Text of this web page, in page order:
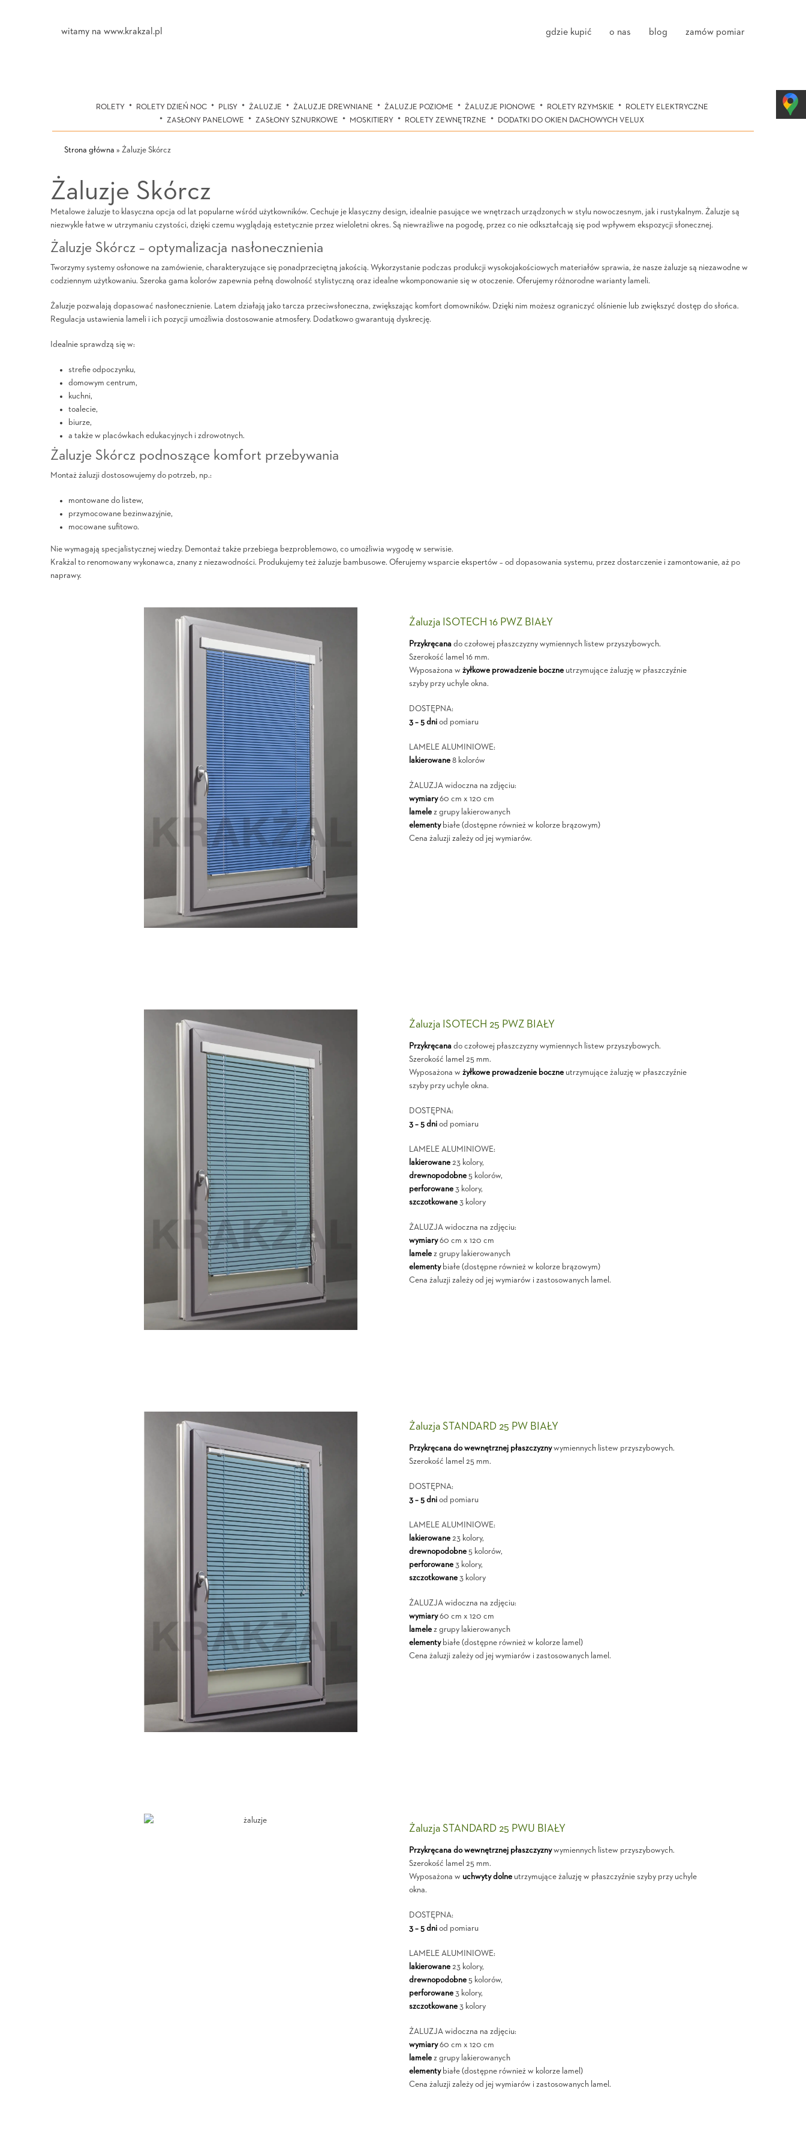
witamy na www.krakzal.pl gdzie kupić o nas blog zamów pomiar
ROLETY ROLETY DZIEŃ NOC PLISY ŻALUZJE ŻALUZJE DREWNIANE ŻALUZJE POZIOME ŻALUZJE PIONOWE ROLETY RZYMSKIE
ROLETY ELEKTRYCZNE
ZASŁONY PANELOWE
ZASŁONY SZNURKOWE MOSKITIERY ROLETY ZEWNĘTRZNE DODATKI DO OKIEN DACHOWYCH VELUX
Strona główna » Żaluzje Skórcz
Żaluzje Skórcz
Metalowe żaluzje to klasyczna opcja od lat popularne wśród użytkowników. Cechuje je klasyczny design, idealnie pasujące we wnętrzach urządzonych w stylu nowoczesnym, jak i rustykalnym. Żaluzje są
niezwykle łatwe w utrzymaniu czystości, dzięki czemu wyglądają estetycznie przez wieloletni okres. Są niewrażliwe na pogodę, przez co nie odkształcają się pod wpływem ekspozycji słonecznej.
Żaluzje Skórcz – optymalizacja nasłonecznienia
Tworzymy systemy osłonowe na zamówienie, charakteryzujące się ponadprzeciętną jakością. Wykorzystanie podczas produkcji wysokojakościowych materiałów sprawia, że nasze żaluzje są niezawodne w
codziennym użytkowaniu. Szeroka gama kolorów zapewnia pełną dowolność stylistyczną oraz idealne wkomponowanie się w otoczenie. Oferujemy różnorodne warianty lameli.
Żaluzje pozwalają dopasować nasłonecznienie. Latem działają jako tarcza przeciwsłoneczna, zwiększając komfort domowników. Dzięki nim możesz ograniczyć olśnienie lub zwiększyć dostęp do słońca.
Regulacja ustawienia lameli i ich pozycji umożliwia dostosowanie atmosfery. Dodatkowo gwarantują dyskrecję.
Idealnie sprawdzą się w:
strefie odpoczynku,
domowym centrum,
kuchni,
toalecie,
biurze,
a także w placówkach edukacyjnych i zdrowotnych.
Żaluzje Skórcz podnoszące komfort przebywania
Montaż żaluzji dostosowujemy do potrzeb, np.:
montowane do listew,
przymocowane bezinwazyjnie,
mocowane sufitowo.
Nie wymagają specjalistycznej wiedzy. Demontaż także przebiega bezproblemowo, co umożliwia wygodę w serwisie.
Krakżal to renomowany wykonawca, znany z niezawodności. Produkujemy też żaluzje bambusowe. Oferujemy wsparcie ekspertów – od dopasowania systemu, przez dostarczenie i zamontowanie, aż po
naprawy.
Żaluzja ISOTECH 16 PWZ BIAŁY
Przykręcana do czołowej płaszczyzny wymiennych listew przyszybowych.
Szerokość lamel 16 mm.
Wyposażona wżyłkowe prowadzenie boczne utrzymujące żaluzję w płaszczyźnie
szyby przy uchyle okna.
DOSTĘPNA:
3 – 5 dni od pomiaru
LAMELE ALUMINIOWE:
lakierowane 8 kolorów
ŻALUZJA widoczna na zdjęciu:
wymiary60 cm x 120 cm
lamele z grupy lakierowanych
elementybiałe (dostępne również w kolorze brązowym)
Cena żaluzji zależy od jej wymiarów.
Żaluzja ISOTECH 25 PWZ BIAŁY
Przykręcana do czołowej płaszczyzny wymiennych listew przyszybowych.
Szerokość lamel 25 mm.
Wyposażona wżyłkowe prowadzenie boczne utrzymujące żaluzję w płaszczyźnie
szyby przy uchyle okna.
DOSTĘPNA:
3 – 5 dni od pomiaru
LAMELE ALUMINIOWE:
lakierowane 23 kolory,
drewnopodobne 5 kolorów,
perforowane 3 kolory,
szczotkowane 3 kolory
ŻALUZJA widoczna na zdjęciu:
wymiary60 cm x 120 cm
lamele z grupy lakierowanych
elementybiałe (dostępne również w kolorze brązowym)
Cena żaluzji zależy od jej wymiarów i zastosowanych lamel.
Żaluzja STANDARD 25 PW BIAŁY
Przykręcana do wewnętrznej płaszczyznywymiennych listew przyszybowych.
Szerokość lamel 25 mm.
DOSTĘPNA:
3 – 5 dni od pomiaru
LAMELE ALUMINIOWE:
lakierowane 23 kolory,
drewnopodobne 5 kolorów,
perforowane 3 kolory,
szczotkowane 3 kolory
ŻALUZJA widoczna na zdjęciu:
wymiary60 cm x 120 cm
lamele z grupy lakierowanych
elementybiałe (dostępne również w kolorze lamel)
Cena żaluzji zależy od jej wymiarów i zastosowanych lamel.
Żaluzja STANDARD 25 PWU BIAŁY
Przykręcana do wewnętrznej płaszczyznywymiennych listew przyszybowych.
Szerokość lamel 25 mm.
Wyposażona w uchwyty dolne utrzymujące żaluzję w płaszczyźnie szyby przy uchyle
okna.
DOSTĘPNA:
3 – 5 dni od pomiaru
LAMELE ALUMINIOWE:
lakierowane 23 kolory,
drewnopodobne 5 kolorów,
perforowane 3 kolory,
szczotkowane 3 kolory
ŻALUZJA widoczna na zdjęciu:
wymiary60 cm x 120 cm
lamele z grupy lakierowanych
elementybiałe (dostępne również w kolorze lamel)
Cena żaluzji zależy od jej wymiarów i zastosowanych lamel.